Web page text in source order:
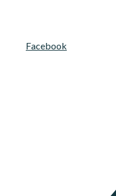
Facebook